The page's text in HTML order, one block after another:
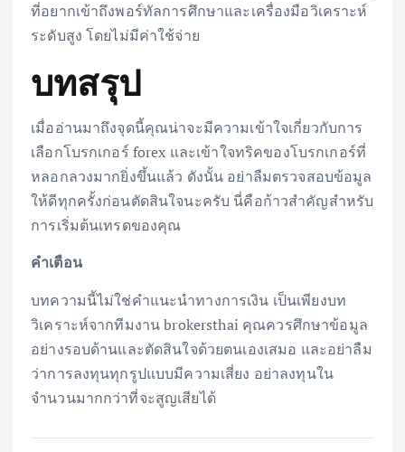
ที่อยากเข้าถึงพอร์ทัลการศึกษาและเครื่องมือวิเคราะห์
ระดับสูง โดยไม่มีค่าใช้จ่าย
บทสรุป
เมื่ออ่านมาถึงจุดนี้คุณน่าจะมีความเข้าใจเกี่ยวกับการ
เลือกโบรกเกอร์ forex และเข้าใจทริคของโบรกเกอร์ที่
หลอกลวงมากยิ่งขึ้นแล้ว ดังนั้น อย่าลืมตรวจสอบข้อมูล
ให้ดีทุกครั้งก่อนตัดสินใจนะครับ นี่คือก้าวสำคัญสำหรับ
การเริ่มต้นเทรดของคุณ
คำเตือน
บทความนี้ไม่ใช่คำแนะนำทางการเงิน เป็นเพียงบท
วิเคราะห์จากทีมงาน brokersthai คุณควรศึกษาข้อมูล
อย่างรอบด้านและตัดสินใจด้วยตนเองเสมอ และอย่าลืม
ว่าการลงทุนทุกรูปแบบมีความเสี่ยง อย่าลงทุนใน
จำนวนมากกว่าที่จะสูญเสียได้